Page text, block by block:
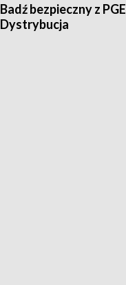
Badź bezpieczny z PGE
Dystrybucja